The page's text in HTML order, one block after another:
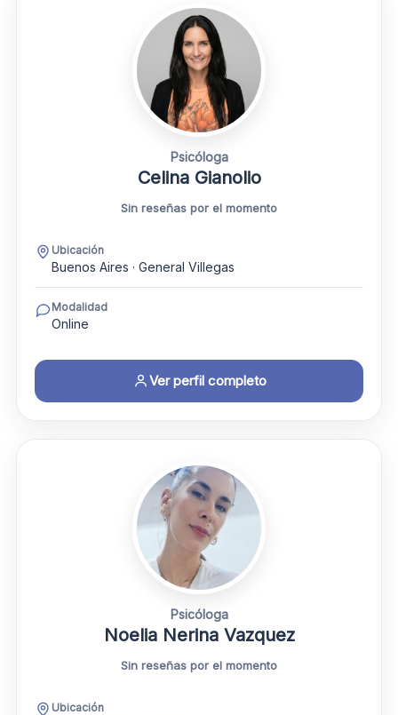
Psicóloga
Celina Gianolio
Sin reseñas por el momento
Ubicación
Buenos Aires · General Villegas
Modalidad
Online
Ver perfil completo
Psicóloga
Noelia Nerina Vazquez
Sin reseñas por el momento
Ubicación